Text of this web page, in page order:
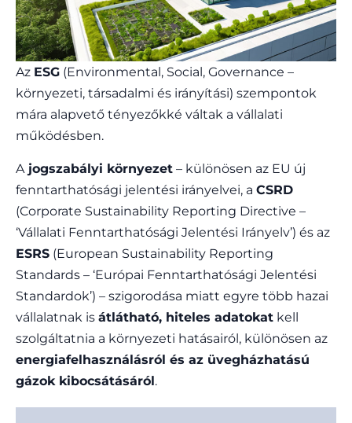
Az ESG (Environmental, Social, Governance –
környezeti, társadalmi és irányítási) szempontok
mára alapvető tényezőkké váltak a vállalati
működésben.
Ajogszabályi környezet – különösen az EU új
fenntarthatósági jelentési irányelvei, a CSRD
(Corporate Sustainability Reporting Directive –
‘Vállalati Fenntarthatósági Jelentési Irányelv’) és az
ESRS (European Sustainability Reporting
Standards – ‘Európai Fenntarthatósági Jelentési
Standardok’) – szigorodása miatt egyre több hazai
vállalatnak is átlátható, hiteles adatokat kell
szolgáltatnia a környezeti hatásairól, különösen az
energiafelhasználásról és az üvegházhatású
gázok kibocsátásáról.